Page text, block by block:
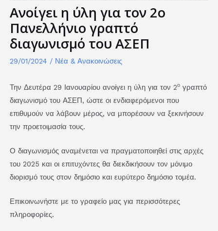
Ανοίγει η ύλη για τον 2ο
Πανελλήνιο γραπτό
διαγωνισμό του ΑΣΕΠ
29/01/2024 / Νέα & Ανακοινώσεις
Την Δευτέρα 29 Ιανουαρίου ανοίγει η ύλη για τον 2ο γραπτό
διαγωνισμό του ΑΣΕΠ, ώστε οι ενδιαφερόμενοι που
επιθυμούν να λάβουν μέρος, να μπορέσουν να ξεκινήσουν
την προετοιμασία τους.
Ο διαγωνισμός αναμένεται να πραγματοποιηθεί στις αρχές
του 2025 και οι επιτυχόντες θα διεκδικήσουν τον μόνιμο
διορισμό τους στον δημόσιο και ευρύτερο δημόσιο τομέα.
Επικοινωνήστε με το γραφείο μας για περισσότερες
πληροφορίες.